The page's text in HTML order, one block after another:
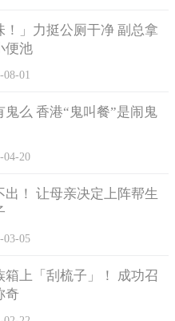
随处乱扔，然后便赤裸裸瘫
！」力挺公厕干净 副总拿
便池
08-01
鬼么 香港“鬼叫餐”是闹鬼
04-20
出！ 让母亲决定上阵帮生
03-05
箱上「刮梳子」！ 成功召
奇